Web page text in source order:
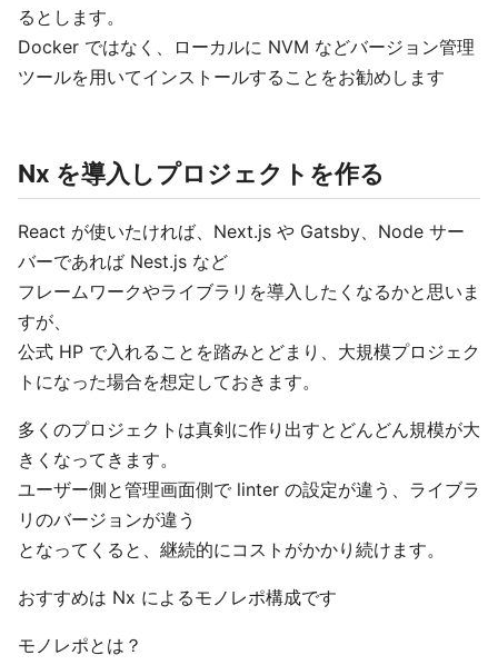
るとします。
Docker ではなく、ローカルに NVM などバージョン管理
ツールを用いてインストールすることをお勧めします
Nx を導入しプロジェクトを作る
React が使いたければ、Next.js や Gatsby、Node サー
バーであれば Nest.js など
フレームワークやライブラリを導入したくなるかと思いま
すが、
公式 HP で入れることを踏みとどまり、大規模プロジェク
トになった場合を想定しておきます。
多くのプロジェクトは真剣に作り出すとどんどん規模が大
きくなってきます。
ユーザー側と管理画面側で linter の設定が違う、ライブラ
リのバージョンが違う
となってくると、継続的にコストがかかり続けます。
おすすめは Nx によるモノレポ構成です
モノレポとは？